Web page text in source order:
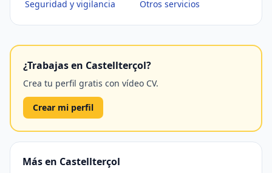
Seguridad y vigilancia
Otros servicios
¿Trabajas en Castellterçol?
Crea tu perfil gratis con vídeo CV.
Crear mi perfil
Más en Castellterçol